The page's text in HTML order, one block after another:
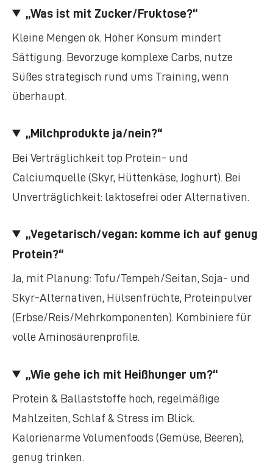
„Was ist mit Zucker/Fruktose?“
Kleine Mengen ok. Hoher Konsum mindert
Sättigung. Bevorzuge komplexe Carbs, nutze
Süßes strategisch rund ums Training, wenn
überhaupt.
„Milchprodukte ja/nein?“
Bei Verträglichkeit top Protein- und
Calciumquelle (Skyr, Hüttenkäse, Joghurt). Bei
Unverträglichkeit: laktosefrei oder Alternativen.
„Vegetarisch/vegan: komme ich auf genug
Protein?“
Ja, mit Planung: Tofu/Tempeh/Seitan, Soja- und
Skyr-Alternativen, Hülsenfrüchte, Proteinpulver
(Erbse/Reis/Mehrkomponenten). Kombiniere für
volle Aminosäurenprofile.
„Wie gehe ich mit Heißhunger um?“
Protein & Ballaststoffe hoch, regelmäßige
Mahlzeiten, Schlaf & Stress im Blick.
Kalorienarme Volumenfoods (Gemüse, Beeren),
genug trinken.